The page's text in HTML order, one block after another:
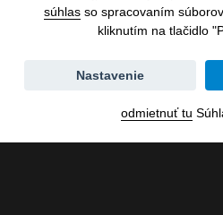
súhlasso spracovaním
kliknutím na tlačidlo
Nastavenie
odmietnuť tu